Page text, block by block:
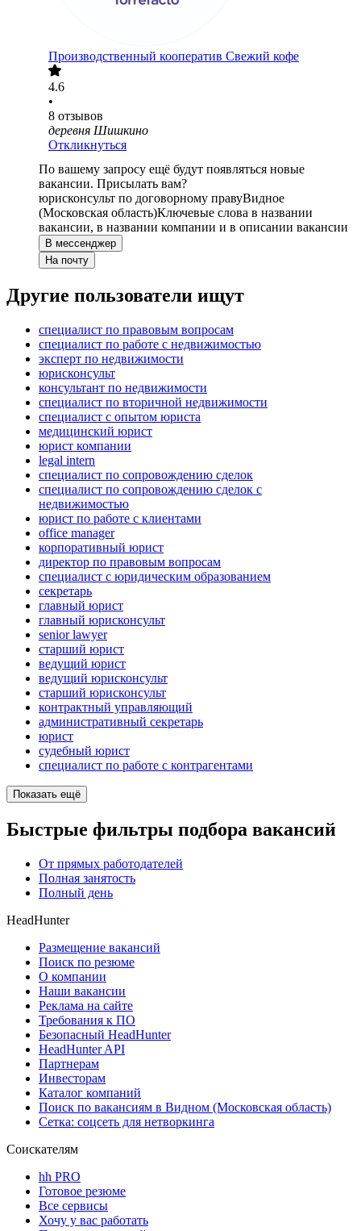
Производственный кооператив Свежий кофе
4.6
•
8 отзывов
деревня Шишкино
Откликнуться
По вашему запросу ещё будут появляться новые
вакансии. Присылать вам?
юрисконсульт по договорному правуВидное
(Московская область)Ключевые слова в названии
вакансии, в названии компании и в описании вакансии
В мессенджер
На почту
Другие пользователи ищут
специалист по правовым вопросам
специалист по работе с недвижимостью
эксперт по недвижимости
юрисконсульт
консультант по недвижимости
специалист по вторичной недвижимости
специалист с опытом юриста
медицинский юрист
юрист компании
legal intern
специалист по сопровождению сделок
специалист по сопровождению сделок с
недвижимостью
юрист по работе с клиентами
office manager
корпоративный юрист
директор по правовым вопросам
специалист с юридическим образованием
секретарь
главный юрист
главный юрисконсульт
senior lawyer
старший юрист
ведущий юрист
ведущий юрисконсульт
старший юрисконсульт
контрактный управляющий
административный секретарь
юрист
судебный юрист
специалист по работе с контрагентами
Показать ещё
Быстрые фильтры подбора вакансий
От прямых работодателей
Полная занятость
Полный день
HeadHunter
Размещение вакансий
Поиск по резюме
О компании
Наши вакансии
Реклама на сайте
Требования к ПО
Безопасный HeadHunter
HeadHunter API
Партнерам
Инвесторам
Каталог компаний
Поиск по вакансиям в Видном (Московская область)
Сетка: соцсеть для нетворкинга
Соискателям
hh PRO
Готовое резюме
Все сервисы
Хочу у вас работать